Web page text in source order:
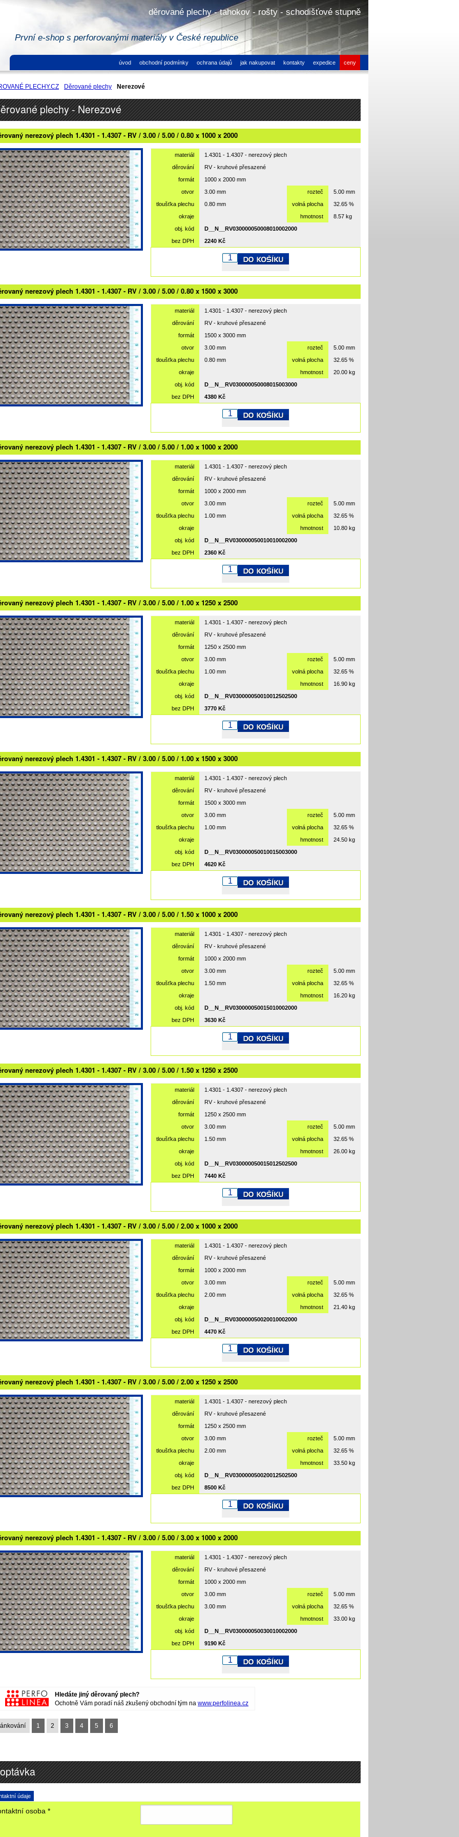
děrované plechy - tahokov - rošty - schodišťové stupně
První e-shop s perforovanými materiály v České republice
ceny
expedice
kontakty
jak nakupovat
ochrana údajů
obchodní podmínky
úvod
PLECHY.CZ Děrované plechy Nerezové
plechy - Nerezové
nerezový plech 1.4301 - 1.4307 - RV / 3.00 / 5.00 / 0.80 x 1000 x 2000
materiál
1.4301 - 1.4307 - nerezový plech
děrování
RV - kruhové přesazené
formát
1000 x 2000 mm
otvor
3.00 mm rozteč
5.00 mm
tloušťka plechu
0.80 mm volná plocha
32.65 %
okraje
hmotnost
8.57 kg
obj. kód
D__N__RV030000050008010002000
bez DPH
2240 Kč
nerezový plech 1.4301 - 1.4307 - RV / 3.00 / 5.00 / 0.80 x 1500 x 3000
materiál
1.4301 - 1.4307 - nerezový plech
děrování
RV - kruhové přesazené
formát
1500 x 3000 mm
otvor
3.00 mm rozteč
5.00 mm
tloušťka plechu
0.80 mm volná plocha
32.65 %
okraje
hmotnost
20.00 kg
obj. kód
D__N__RV030000050008015003000
bez DPH
4380 Kč
nerezový plech 1.4301 - 1.4307 - RV / 3.00 / 5.00 / 1.00 x 1000 x 2000
materiál
1.4301 - 1.4307 - nerezový plech
děrování
RV - kruhové přesazené
formát
1000 x 2000 mm
otvor
3.00 mm rozteč
5.00 mm
tloušťka plechu
1.00 mm volná plocha
32.65 %
okraje
hmotnost
10.80 kg
obj. kód
D__N__RV030000050010010002000
bez DPH
2360 Kč
nerezový plech 1.4301 - 1.4307 - RV / 3.00 / 5.00 / 1.00 x 1250 x 2500
materiál
1.4301 - 1.4307 - nerezový plech
děrování
RV - kruhové přesazené
formát
1250 x 2500 mm
otvor
3.00 mm rozteč
5.00 mm
tloušťka plechu
1.00 mm volná plocha
32.65 %
okraje
hmotnost
16.90 kg
obj. kód
D__N__RV030000050010012502500
bez DPH
3770 Kč
nerezový plech 1.4301 - 1.4307 - RV / 3.00 / 5.00 / 1.00 x 1500 x 3000
materiál
1.4301 - 1.4307 - nerezový plech
děrování
RV - kruhové přesazené
formát
1500 x 3000 mm
otvor
3.00 mm rozteč
5.00 mm
tloušťka plechu
1.00 mm volná plocha
32.65 %
okraje
hmotnost
24.50 kg
obj. kód
D__N__RV030000050010015003000
bez DPH
4620 Kč
nerezový plech 1.4301 - 1.4307 - RV / 3.00 / 5.00 / 1.50 x 1000 x 2000
materiál
1.4301 - 1.4307 - nerezový plech
děrování
RV - kruhové přesazené
formát
1000 x 2000 mm
otvor
3.00 mm rozteč
5.00 mm
tloušťka plechu
1.50 mm volná plocha
32.65 %
okraje
hmotnost
16.20 kg
obj. kód
D__N__RV030000050015010002000
bez DPH
3630 Kč
nerezový plech 1.4301 - 1.4307 - RV / 3.00 / 5.00 / 1.50 x 1250 x 2500
materiál
1.4301 - 1.4307 - nerezový plech
děrování
RV - kruhové přesazené
formát
1250 x 2500 mm
otvor
3.00 mm rozteč
5.00 mm
tloušťka plechu
1.50 mm volná plocha
32.65 %
okraje
hmotnost
26.00 kg
obj. kód
D__N__RV030000050015012502500
bez DPH
7440 Kč
nerezový plech 1.4301 - 1.4307 - RV / 3.00 / 5.00 / 2.00 x 1000 x 2000
materiál
1.4301 - 1.4307 - nerezový plech
děrování
RV - kruhové přesazené
formát
1000 x 2000 mm
otvor
3.00 mm rozteč
5.00 mm
tloušťka plechu
2.00 mm volná plocha
32.65 %
okraje
hmotnost
21.40 kg
obj. kód
D__N__RV030000050020010002000
bez DPH
4470 Kč
nerezový plech 1.4301 - 1.4307 - RV / 3.00 / 5.00 / 2.00 x 1250 x 2500
materiál
1.4301 - 1.4307 - nerezový plech
děrování
RV - kruhové přesazené
formát
1250 x 2500 mm
otvor
3.00 mm rozteč
5.00 mm
tloušťka plechu
2.00 mm volná plocha
32.65 %
okraje
hmotnost
33.50 kg
obj. kód
D__N__RV030000050020012502500
bez DPH
8500 Kč
nerezový plech 1.4301 - 1.4307 - RV / 3.00 / 5.00 / 3.00 x 1000 x 2000
materiál
1.4301 - 1.4307 - nerezový plech
děrování
RV - kruhové přesazené
formát
1000 x 2000 mm
otvor
3.00 mm rozteč
5.00 mm
tloušťka plechu
3.00 mm volná plocha
32.65 %
okraje
hmotnost
33.00 kg
obj. kód
D__N__RV030000050030010002000
bez DPH
9190 Kč
Hledáte jiný děrovaný plech?
Ochotně Vám poradí náš zkušený obchodní tým na www.perfolinea.cz
1 2 3 4 5 6
údaje
osoba *